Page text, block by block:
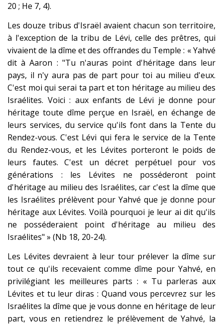
20 ; He 7, 4).
Les douze tribus d'Israël avaient chacun son territoire,
à l'exception de la tribu de Lévi, celle des prêtres, qui
vivaient de la dîme et des offrandes du Temple : « Yahvé
dit à Aaron : "Tu n'auras point d'héritage dans leur
pays, il n'y aura pas de part pour toi au milieu d'eux.
C'est moi qui serai ta part et ton héritage au milieu des
Israélites. Voici : aux enfants de Lévi je donne pour
héritage toute dîme perçue en Israël, en échange de
leurs services, du service qu'ils font dans la Tente du
Rendez-vous. C'est Lévi qui fera le service de la Tente
du Rendez-vous, et les Lévites porteront le poids de
leurs fautes. C'est un décret perpétuel pour vos
générations : les Lévites ne posséderont point
d'héritage au milieu des Israélites, car c'est la dîme que
les Israélites prélèvent pour Yahvé que je donne pour
héritage aux Lévites. Voilà pourquoi je leur ai dit qu'ils
ne posséderaient point d'héritage au milieu des
Israélites" » (Nb 18, 20-24).
Les Lévites devraient à leur tour prélever la dîme sur
tout ce qu'ils recevaient comme dîme pour Yahvé, en
privilégiant les meilleures parts : « Tu parleras aux
Lévites et tu leur diras : Quand vous percevrez sur les
Israélites la dîme que je vous donne en héritage de leur
part, vous en retiendrez le prélèvement de Yahvé, la